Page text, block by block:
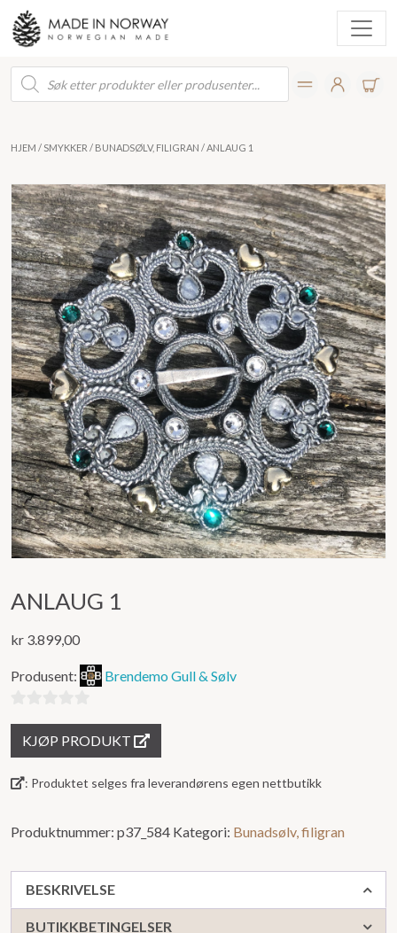
Products
search
HJEM / SMYKKER / BUNADSØLV, FILIGRAN / ANLAUG 1
ANLAUG 1
kr 3.899,00
Produsent: Brendemo Gull & Sølv
5
KJØP PRODUKT
: Produktet selges fra leverandørens egen nettbutikk
Produktnummer: p37_584 Kategori: Bunadsølv, filigran
BESKRIVELSE
BUTIKKBETINGELSER